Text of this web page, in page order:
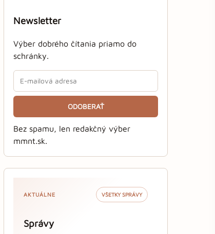
Newsletter
Výber dobrého čítania priamo do
schránky.
ODOBERAŤ
Bez spamu, len redakčný výber
mmnt.sk.
AKTUÁLNE VŠETKY SPRÁVY
Správy